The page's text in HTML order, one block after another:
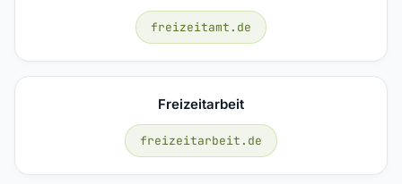
freizeitamt.de
Freizeitarbeit
freizeitarbeit.de